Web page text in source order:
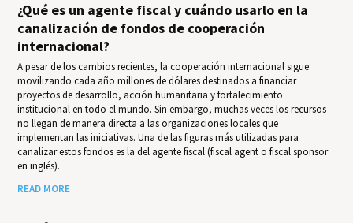
¿Qué es un agente fiscal y cuándo usarlo en la
canalización de fondos de cooperación
internacional?
A pesar de los cambios recientes, la cooperación internacional sigue
movilizando cada año millones de dólares destinados a financiar
proyectos de desarrollo, acción humanitaria y fortalecimiento
institucional en todo el mundo. Sin embargo, muchas veces los recursos
no llegan de manera directa a las organizaciones locales que
implementan las iniciativas. Una de las figuras más utilizadas para
canalizar estos fondos es la del agente fiscal (fiscal agent o fiscal sponsor
en inglés).
READ MORE